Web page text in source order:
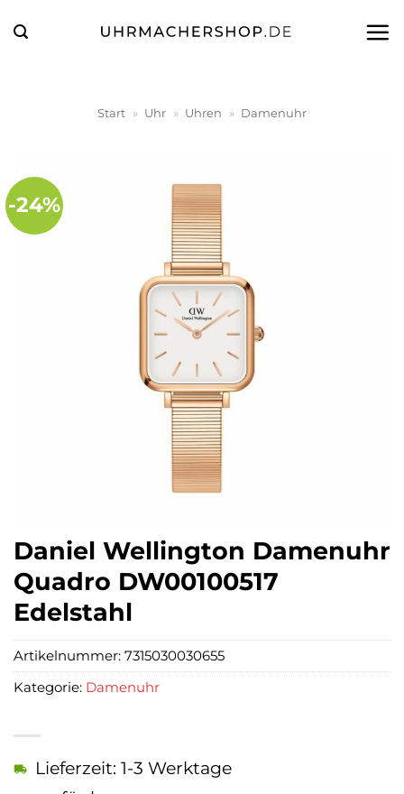
Inhalt
Start » Uhr » Uhren » Damenuhr
-24%
Daniel Wellington Damenuhr
Quadro DW00100517
Edelstahl
Lieferzeit: 1-3 Werktage
Artikelnummer: 7315030030655
Kategorie: Damenuhr